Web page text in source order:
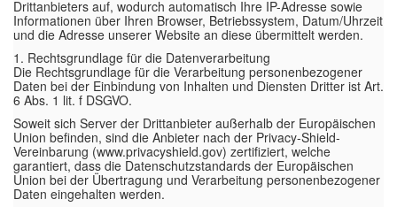
Drittanbieters auf, wodurch automatisch Ihre IP-Adresse sowie
Informationen über Ihren Browser, Betriebssystem, Datum/Uhrzeit
und die Adresse unserer Website an diese übermittelt werden.
1. Rechtsgrundlage für die Datenverarbeitung
Die Rechtsgrundlage für die Verarbeitung personenbezogener
Daten bei der Einbindung von Inhalten und Diensten Dritter ist Art.
6 Abs. 1 lit. f DSGVO.
Soweit sich Server der Drittanbieter außerhalb der Europäischen
Union befinden, sind die Anbieter nach der Privacy-Shield-
Vereinbarung (www.privacyshield.gov) zertifiziert, welche
garantiert, dass die Datenschutzstandards der Europäischen
Union bei der Übertragung und Verarbeitung personenbezogener
Daten eingehalten werden.